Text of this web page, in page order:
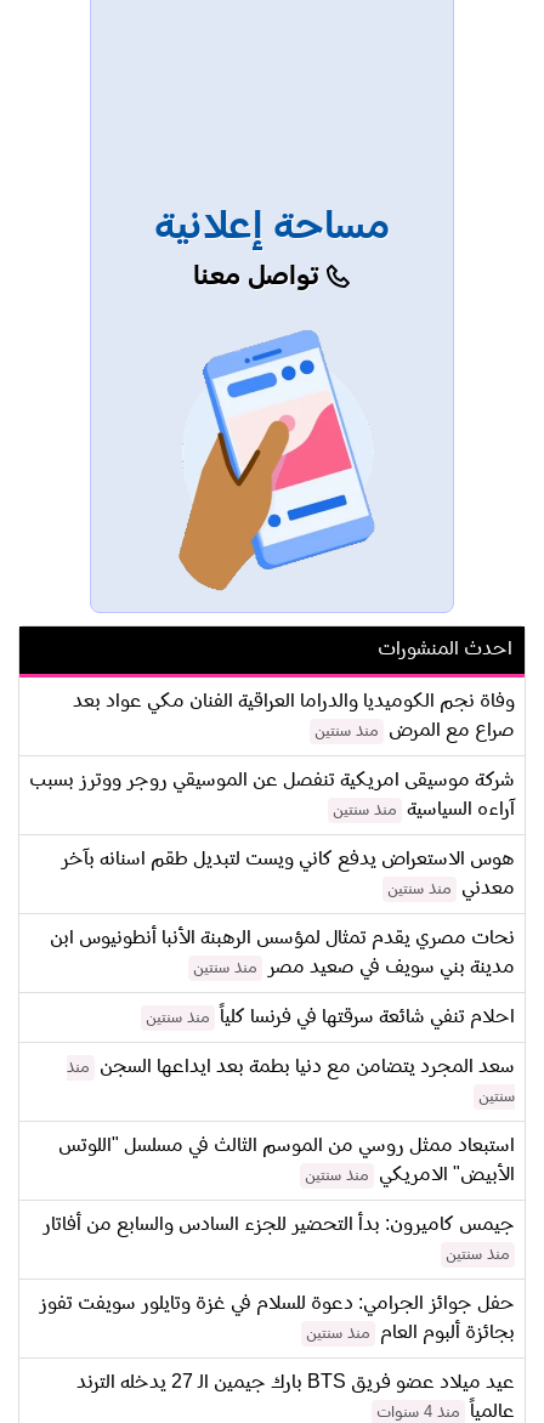
مساحة إعلانية
تواصل معنا
احدث المنشورات
وفاة نجم الكوميديا والدراما العراقية الفنان مكي عواد بعد
صراع مع المرض
منذ سنتين
شركة موسيقى امريكية تنفصل عن الموسيقي روجر ووترز بسبب
آراءه السياسية
منذ سنتين
هوس الاستعراض يدفع كاني ويست لتبديل طقم اسنانه بآخر
معدني
منذ سنتين
نحات مصري يقدم تمثال لمؤسس الرهبنة الأنبا أنطونيوس ابن
مدينة بني سويف في صعيد مصر
منذ سنتين
احلام تنفي شائعة سرقتها في فرنسا كلياً منذ سنتين
سعد المجرد يتضامن مع دنيا بطمة بعد ايداعها السجن
منذ
سنتين
استبعاد ممثل روسي من الموسم الثالث في مسلسل "اللوتس
الأبيض" الامريكي
منذ سنتين
جيمس كاميرون: بدأ التحضير للجزء السادس والسابع من أفاتار
منذ سنتين
حفل جوائز الجرامي: دعوة للسلام في غزة وتايلور سويفت تفوز
بجائزة ألبوم العام
منذ سنتين
عيد ميلاد عضو فريق BTS بارك جيمين الـ 27 يدخله الترند
عالمياً
منذ 4 سنوات